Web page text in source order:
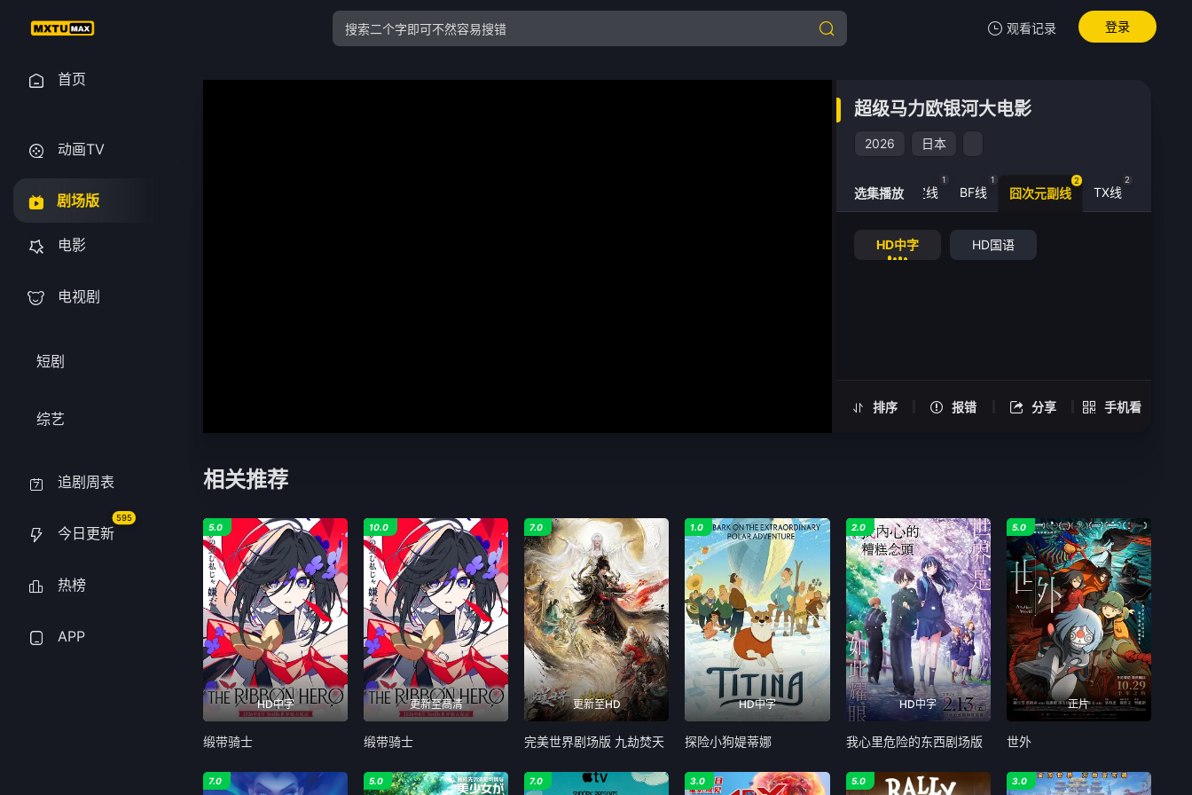
观看记录
HD中字
超级马力欧银河大电影
清空
登录
首页
动画TV
剧场版
电影
电视剧
短剧
综艺
追剧周表
今日更新
595
热榜
APP
超级马力欧银河大电影
2026 日本
排序 报错 分享 手机看
超级马力欧银河大电影 -HD中字
手机扫一扫继续看
选集播放
囧次元稳定线
1
BF线
1
囧次元副线
2
TX线
2
HD中字 HD国语
相关推荐
HD中字
5.0
缎带骑士
更新至高清
10.0
缎带骑士
更新至HD
7.0
完美世界剧场版 九劫焚天
HD中字
1.0
探险小狗媞蒂娜
HD中字
2.0
我心里危险的东西剧场版
正片
5.0
世外
7.0 5.0 7.0 3.0 5.0 3.0